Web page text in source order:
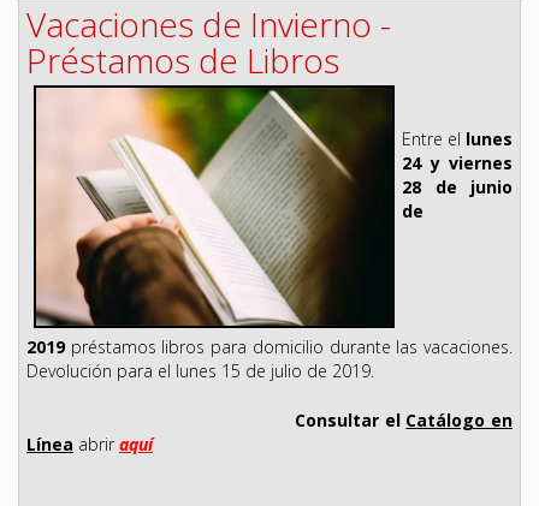
Vacaciones de Invierno -
Préstamos de Libros
Entre el lunes
24 y viernes
28 de junio
de
2019préstamos libros para domicilio durante las vacaciones.
Devolución para el lunes 15 de julio de 2019.
Consultar el Catálogo en
Línea abrir aquí